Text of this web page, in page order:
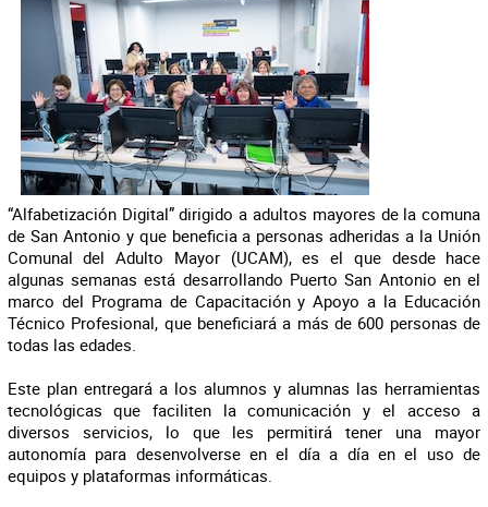
“Alfabetización Digital” dirigido a adultos mayores de la comuna
de San Antonio y que beneficia a personas adheridas a la Unión
Comunal del Adulto Mayor (UCAM), es el que desde hace
algunas semanas está desarrollando Puerto San Antonio en el
marco del Programa de Capacitación y Apoyo a la Educación
Técnico Profesional, que beneficiará a más de 600 personas de
todas las edades.
Este plan entregará a los alumnos y alumnas las herramientas
tecnológicas que faciliten la comunicación y el acceso a
diversos servicios, lo que les permitirá tener una mayor
autonomía para desenvolverse en el día a día en el uso de
equipos y plataformas informáticas.